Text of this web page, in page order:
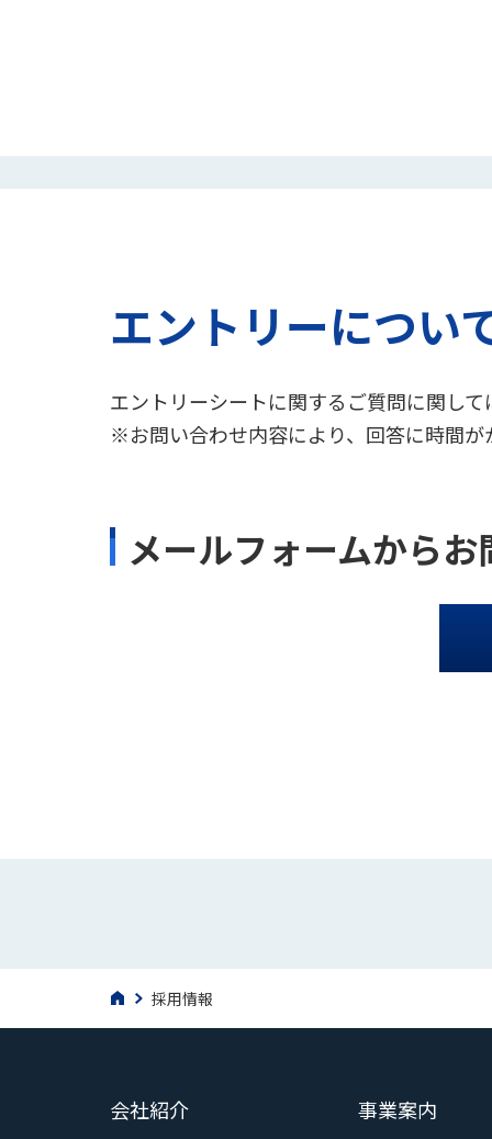
エントリーについ
エントリーシートに関するご質問に関し
※お問い合わせ内容により、回答に時間
メールフォームから
採用情報
会社紹介 事業案内